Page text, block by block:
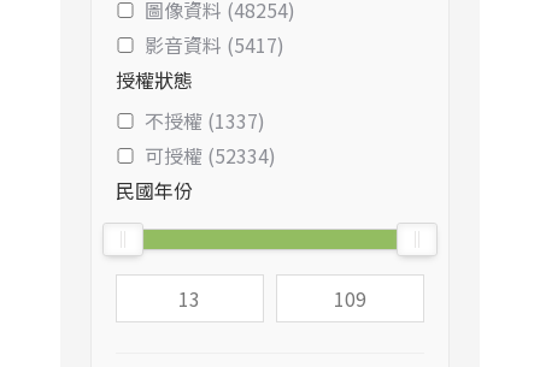
圖像資料 (48254)
影音資料 (5417)
授權狀態
不授權 (1337)
可授權 (52334)
民國年份